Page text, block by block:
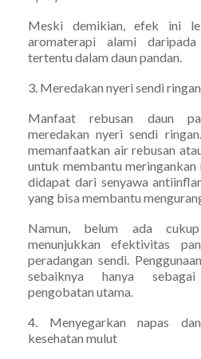
Meski demikian, efek ini
aromaterapi alami
tertentu dalam daun pandan.
3. Meredakan nyeri sendi ringan
Manfaat rebusan daun
meredakan nyeri sendi
memanfaatkan air rebusan
untuk membantu
didapat dari senyawa
yang bisa membantu
Namun, belum ada
menunjukkan efektivitas
peradangan sendi.
sebaiknya hanya
pengobatan utama.
4. Menyegarkan napas
kesehatan mulut